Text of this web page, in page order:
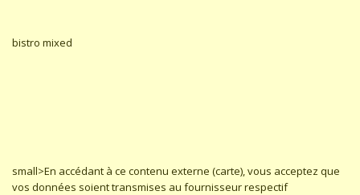
bistro mixed
small>En accédant à ce contenu externe (carte), vous acceptez que
vos données soient transmises au fournisseur respectif